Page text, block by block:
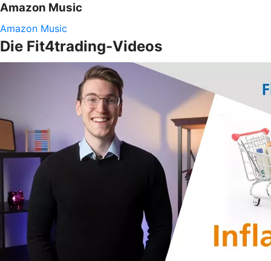
Amazon Music
Amazon Music
Die Fit4trading-Videos